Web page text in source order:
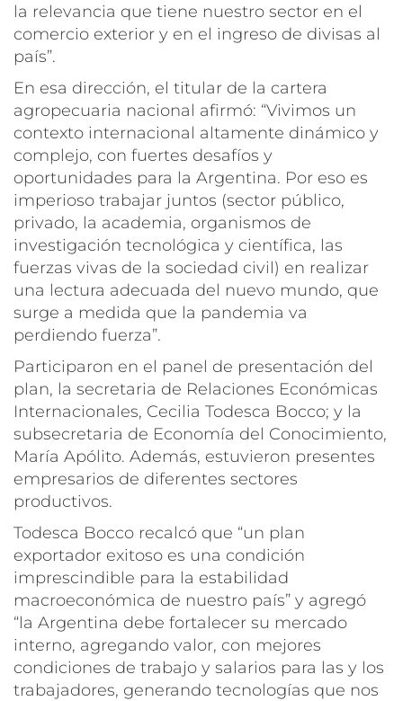
la relevancia que tiene nuestro sector en el
comercio exterior y en el ingreso de divisas al
país”.
En esa dirección, el titular de la cartera
agropecuaria nacional afirmó: “Vivimos un
contexto internacional altamente dinámico y
complejo, con fuertes desafíos y
oportunidades para la Argentina. Por eso es
imperioso trabajar juntos (sector público,
privado, la academia, organismos de
investigación tecnológica y científica, las
fuerzas vivas de la sociedad civil) en realizar
una lectura adecuada del nuevo mundo, que
surge a medida que la pandemia va
perdiendo fuerza”.
Participaron en el panel de presentación del
plan, la secretaria de Relaciones Económicas
Internacionales, Cecilia Todesca Bocco; y la
subsecretaria de Economía del Conocimiento,
María Apólito. Además, estuvieron presentes
empresarios de diferentes sectores
productivos.
Todesca Bocco recalcó que “un plan
exportador exitoso es una condición
imprescindible para la estabilidad
macroeconómica de nuestro país” y agregó
“la Argentina debe fortalecer su mercado
interno, agregando valor, con mejores
condiciones de trabajo y salarios para las y los
trabajadores, generando tecnologías que nos